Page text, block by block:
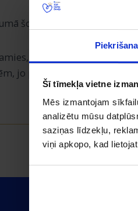
Piekrišana
Šī tīmekļa vietne
Mēs izmantojam
analizētu mūsu
saziņas līdzekļu,
viņi apkopo, kad
šodien strādā 190
lai AS „Agrofirma
jo patiesi laimīgi mēs